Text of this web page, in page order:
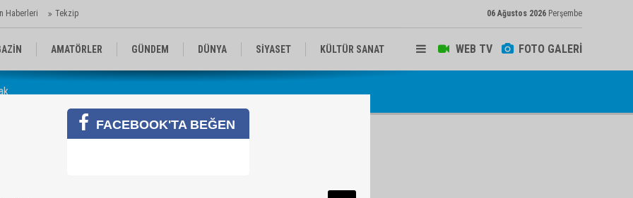
Haberleri Tekzip 06 Ağustos 2026 Perşembe
WEB TV FOTO GALERİ
AMATÖRLER GÜNDEM DÜNYA SİYASET KÜLTÜR SANAT
KOMİKLER
FACEBOOK'TA BEĞEN